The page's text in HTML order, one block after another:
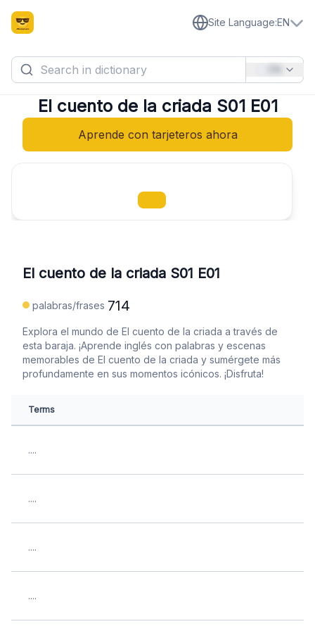
Site Language:EN
El cuento de la criada S01 E01
Aprende con tarjeteros ahora
El cuento de la criada S01 E01
palabras/frases 714
Explora el mundo de El cuento de la criada a través de
esta baraja. ¡Aprende inglés con palabras y escenas
memorables de El cuento de la criada y sumérgete más
profundamente en sus momentos icónicos. ¡Disfruta!
Terms
....
....
....
....